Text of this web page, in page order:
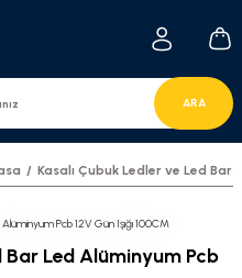
ARA
Kasalı Çubuk Ledler ve Led Bar
Bar Led Alüminyum Pcb